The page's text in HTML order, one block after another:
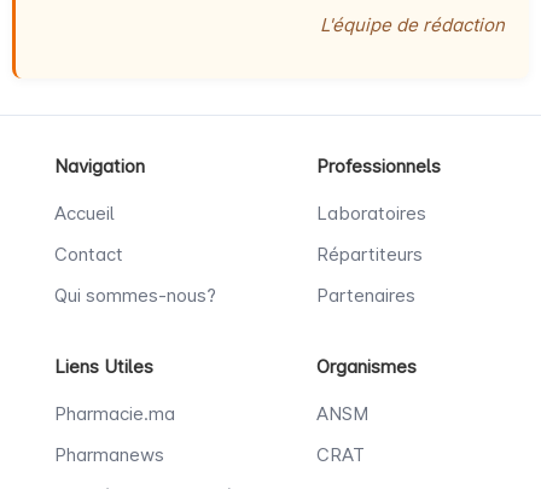
L'équipe de rédaction
Navigation
Accueil
Contact
Qui sommes-nous?
Professionnels
Laboratoires
Répartiteurs
Partenaires
Liens Utiles
Pharmacie.ma
Pharmanews
Organismes
ANSM
CRAT